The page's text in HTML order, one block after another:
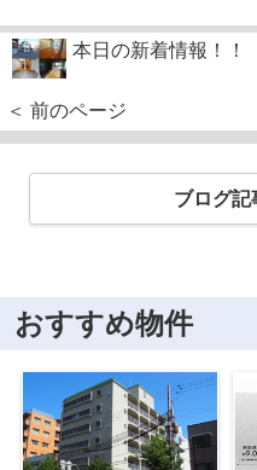
本日の新着情報！！
＜ 前のページ
ブログ記
おすすめ物件